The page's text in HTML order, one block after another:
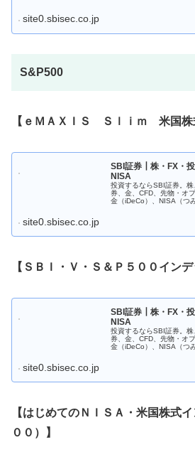
site0.sbisec.co.jp
S&P500
【ｅＭＡＸＩＳ Ｓｌｉｍ 米国株
SBI証券┃株・FX・投
NISA
投資するならSBI証券。
券、金、CFD、先物・オ
金（iDeCo）、NISA（つ
site0.sbisec.co.jp
【ＳＢＩ・Ｖ・Ｓ＆Ｐ５００イン
SBI証券┃株・FX・投
NISA
投資するならSBI証券。
券、金、CFD、先物・オ
金（iDeCo）、NISA（つ
site0.sbisec.co.jp
【はじめてのＮＩＳＡ・米国株式
００）】